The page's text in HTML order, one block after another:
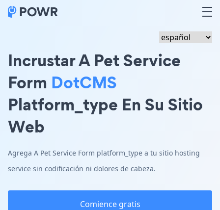
Incrustar A Pet Service
Form DotCMS
Platform_type En Su Sitio
Web
Agrega A Pet Service Form platform_type a tu sitio hosting
service sin codificación ni dolores de cabeza.
Comience gratis